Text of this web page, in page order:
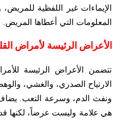
الإيماءات غير اللفظية
المعلومات التي أعطاها المريض.
الأعراض الرئيسة لأمراض
تتضمن الأعراض الرئيسة
الارتياح الصدري، والغشي،
ونفث الدم، وسرعة التعب.
هي علامة وليست عرضاً، لكنها